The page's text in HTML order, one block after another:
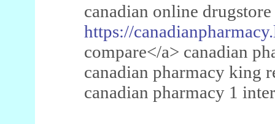
canadian online
https://
compare</a> canadian
canadian pharmacy king
canadian pharmacy 1